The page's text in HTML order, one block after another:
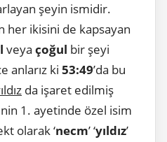
şeyin ismidir.
her ikisini de kapsayan
veya çoğul bir şeyi
anlarız ki 53:49’da bu
da işaret edilmiş
1. ayetinde özel isim
olarak ‘necm’ ‘yıldız’